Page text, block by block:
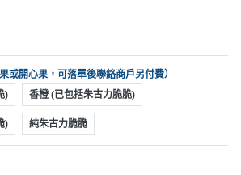
或開心果，可落單後聯絡商戶另付費）
)
香橙 (已包括朱古力脆脆)
) 純朱古力脆脆